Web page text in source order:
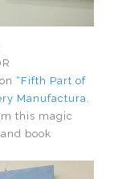
“Fifth Part of
Manufactura.
this magic
book